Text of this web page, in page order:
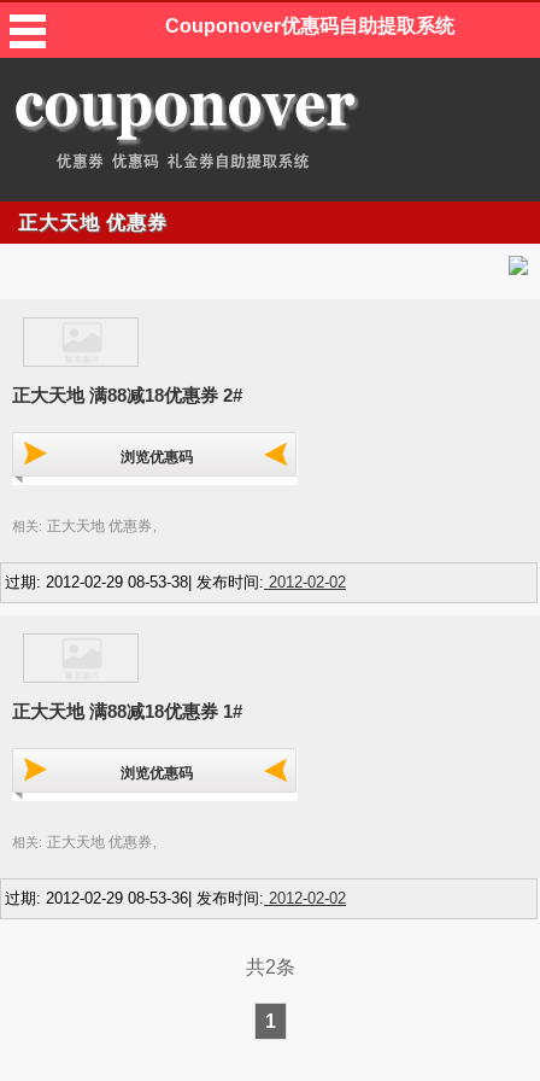
Couponover优惠码自助提取系统
正大天地 优惠券
正大天地 满88减18优惠券 2#
浏览优惠码
相关: 正大天地 优惠券
过期: 2012-02-29 08-53-38| 发布时间: 2012-02-02
正大天地 满88减18优惠券 1#
浏览优惠码
相关: 正大天地 优惠券 ,
过期: 2012-02-29 08-53-36| 发布时间: 2012-02-02
共2条
1